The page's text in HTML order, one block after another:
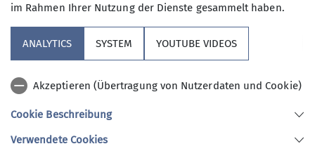
Teilnehmer kam auf seine Kosten. Nach ca 5
Stunden und 1500 Aufstiegshöhenmetern stand
die Gruppe dann endlich am Gipfel und lies sich
bei überraschend angenehmen Temperaturen die
Brotzeit schmecken.
Nach einer ausgiebigen Pause wurde der lange
Abstieg über das Alpeltal in Angriff genommen.
Die Sonne stand inzwischen sehr hoch und
im Rahmen Ihrer Nutzung der Dienste gesammelt haben.
ANALYTICS SYSTEM YOUTUBE VIDEOS
Akzeptieren (Übertragung von Nutzerdaten und Cookie)
Cookie Beschreibung
Verwendete Cookies